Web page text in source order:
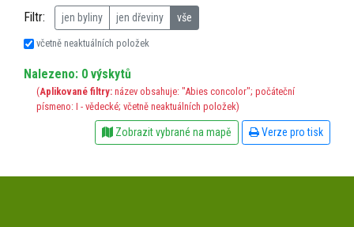
Filtr: jen byliny jen dřeviny vše
včetně neaktuálních položek
Nalezeno: 0 výskytů
(Aplikované filtry: název obsahuje: "Abies concolor"; počáteční
písmeno: I - vědecké; včetně neaktuálních položek)
Zobrazit vybrané na mapě Verze pro tisk